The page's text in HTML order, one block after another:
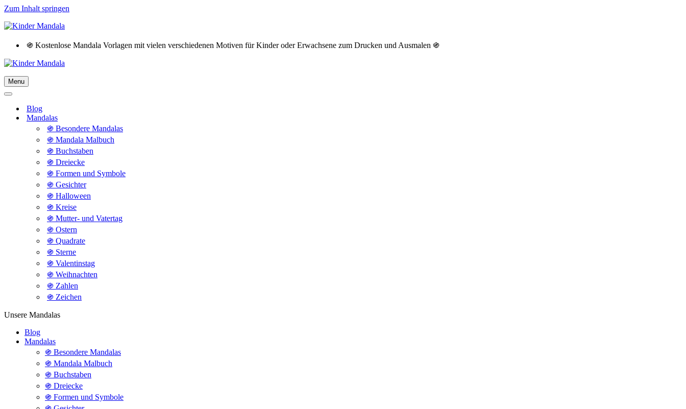
Zum Inhalt springen
֍ Kostenlose Mandala Vorlagen mit vielen verschiedenen Motiven für Kinder oder Erwachsene zum Drucken und Ausmalen ֍
Menu
Navigationsmenü
Navigationsmenü
Blog
Mandalas
֍ Besondere Mandalas
֍ Mandala Malbuch
֍ Buchstaben
֍ Dreiecke
֍ Formen und Symbole
֍ Gesichter
֍ Halloween
֍ Kreise
֍ Mutter- und Vatertag
֍ Ostern
֍ Quadrate
֍ Sterne
֍ Valentinstag
֍ Weihnachten
֍ Zahlen
֍ Zeichen
Unsere Mandalas
Blog
Mandalas
֍ Besondere Mandalas
֍ Mandala Malbuch
֍ Buchstaben
֍ Dreiecke
֍ Formen und Symbole